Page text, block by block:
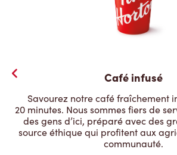
Café infusé
Savourez notre café fraîchement
20 minutes. Nous sommes fiers de
des gens d’ici, préparé avec des
source éthique qui profitent aux
communauté.